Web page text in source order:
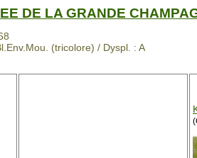
DE LA GRANDE
(tricolore) / Dyspl. : A